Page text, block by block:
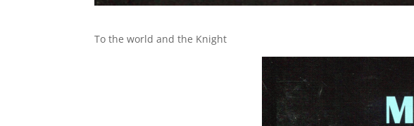
To the world and the Knight